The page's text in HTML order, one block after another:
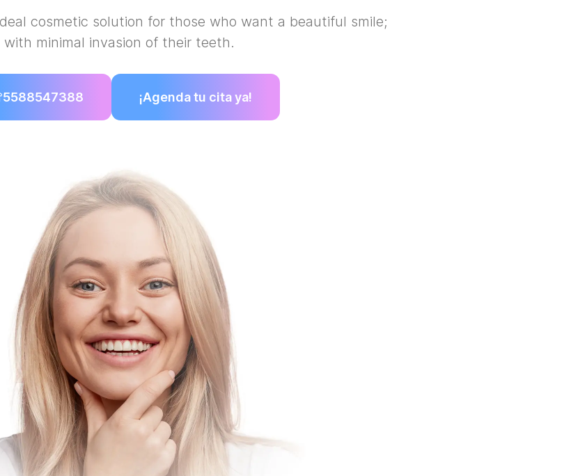
cosmetic solution for those who want a beautiful smile;
with minimal invasion of their teeth.
5588547388 ¡Agenda tu cita ya!